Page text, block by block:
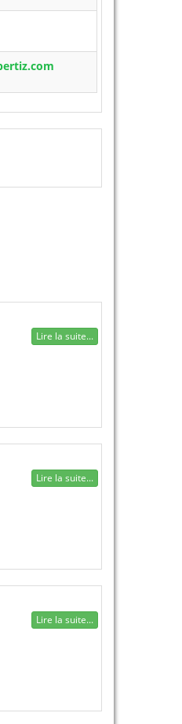
Lire la suite...
Lire la suite...
Lire la suite...